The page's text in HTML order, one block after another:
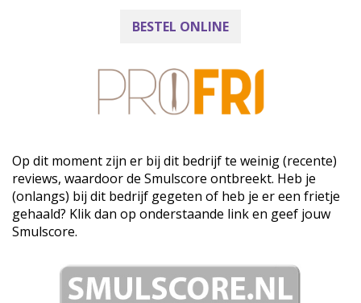
BESTEL ONLINE
Op dit moment zijn er bij dit bedrijf te weinig (recente)
reviews, waardoor de Smulscore ontbreekt. Heb je
(onlangs) bij dit bedrijf gegeten of heb je er een frietje
gehaald? Klik dan op onderstaande link en geef jouw
Smulscore.